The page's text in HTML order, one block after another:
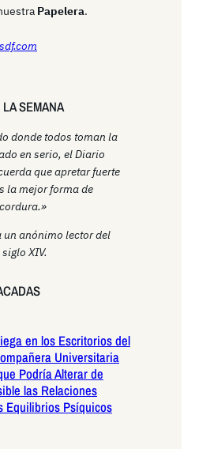
Papelera.
SEMANA
donde todos toman la
en serio, el Diario
que apretar fuerte
la mejor forma de
un anónimo lector del
XIV.
en los Escritorios del
Universitaria
Podría Alterar de
las Relaciones
Equilibrios Psíquicos